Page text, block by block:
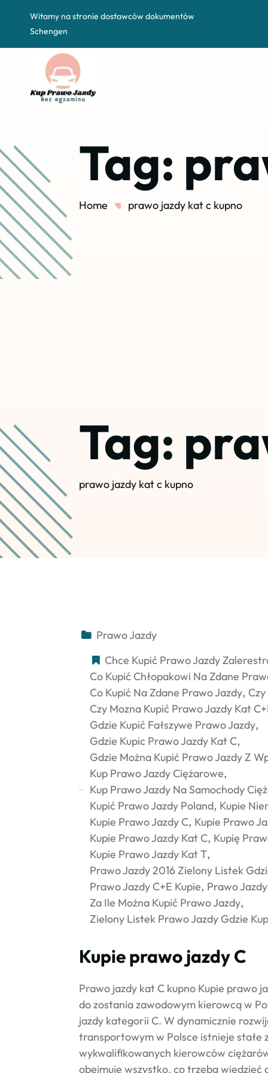
Witamy na stronie dostawców dokumentów
Schengen
Tag:
Home prawo jazdy kat c kupno
Tag:
prawo jazdy kat c kupno
Prawo Jazdy
Chce Kupić Prawo Jazdy
Co Kupić Chłopakowi Na Zdane
Co Kupić Na Zdane Prawo Jazdy
Czy Mozna Kupić Prawo Jazdy Kat
Gdzie Kupić Fałszywe Prawo Jazdy
Gdzie Kupic Prawo Jazdy Kat C
Gdzie Można Kupić Prawo Jazdy Z
Kup Prawo Jazdy Ciężarowe
Kup Prawo Jazdy Na Samochody
Kupić Prawo Jazdy Poland Kupie
Kupie Prawo Jazdy C Kupie Prawo
Kupie Prawo Jazdy Kat C Kupię
Kupie Prawo Jazdy Kat T
Prawo Jazdy 2016 Zielony Listek
Prawo Jazdy C+e Kupie Prawo
Za Ile Można Kupić Prawo Jazdy
Zielony Listek Prawo Jazdy Gdzie
Kupie prawo jazdy C
Prawo jazdy kat C kupno Kupie prawo
do zostania zawodowym kierowcą w
jazdy kategorii C. W dynamicznie
transportowym w Polsce istnieje stałe
wykwalifikowanych kierowców
obejmuje wszystko, co trzeba wiedzieć